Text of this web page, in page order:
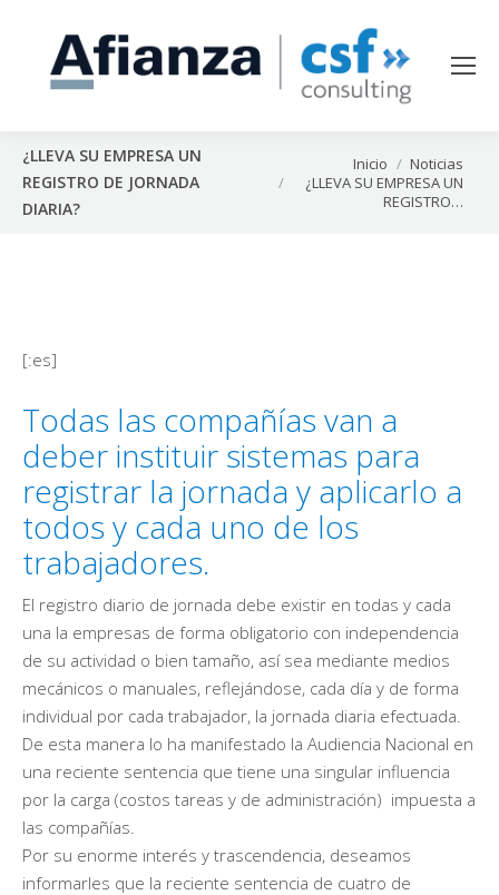
¿LLEVA SU EMPRESA UN
REGISTRO DE JORNADA
DIARIA?
Inicio
Noticias
¿LLEVA SU EMPRESA UN
REGISTRO…
[:es]
Todas las compañías van a
deber instituir sistemas para
registrar la jornada y aplicarlo a
todos y cada uno de los
trabajadores.
El registro diario de jornada debe existir en todas y cada
una la empresas de forma obligatorio con independencia
de su actividad o bien tamaño, así sea mediante medios
mecánicos o manuales, reflejándose, cada día y de forma
individual por cada trabajador, la jornada diaria efectuada.
De esta manera lo ha manifestado la Audiencia Nacional en
una reciente sentencia que tiene una singular influencia
por la carga (costos tareas y de administración) impuesta a
las compañías.
Por su enorme interés y trascendencia, deseamos
informarles que la reciente sentencia de cuatro de